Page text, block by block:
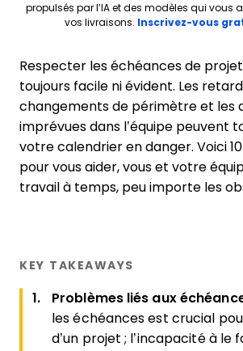
propulsés par l’IA et des modèles qui vous
vos livraisons. Inscrivez-vous
Respecter les échéances de projet
toujours facile ni évident. Les
changements de périmètre et les
imprévues dans l’équipe peuvent
votre calendrier en danger. Voici
pour vous aider, vous et votre
travail à temps, peu importe les
KEY TAKEAWAYS
Problèmes liés aux
les échéances est crucial
d’un projet ; l’incapacité à le